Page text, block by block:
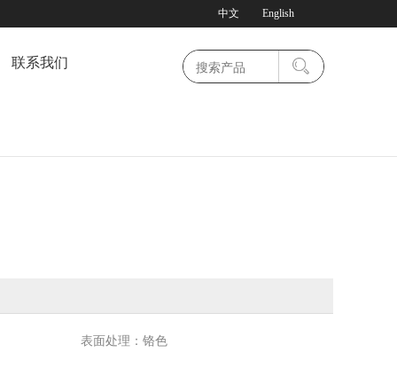
中文 English
联系我们
表面处理：铬色